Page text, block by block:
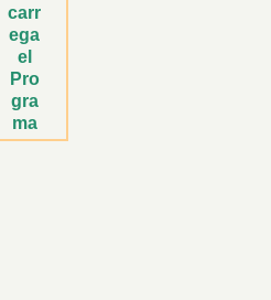
carr
ega
el
Pro
gra
ma